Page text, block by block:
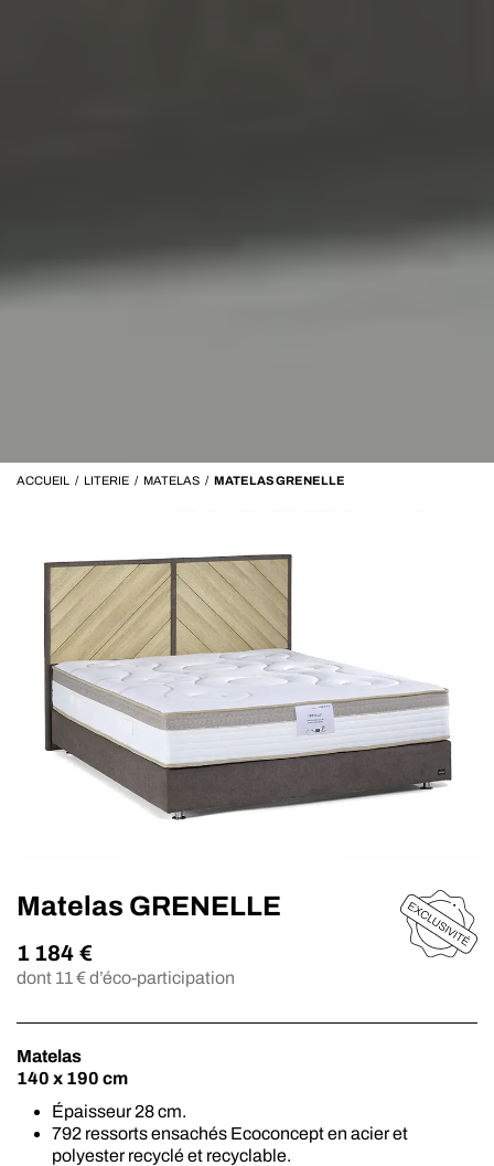
ACCUEIL / LITERIE / MATELAS / MATELAS GRENELLE
Matelas GRENELLE
1 184 €
dont 11€ d’éco-participation
Matelas
140 x 190 cm
Épaisseur 28 cm.
792 ressorts ensachés Ecoconcept en acier et
polyester recyclé et recyclable.